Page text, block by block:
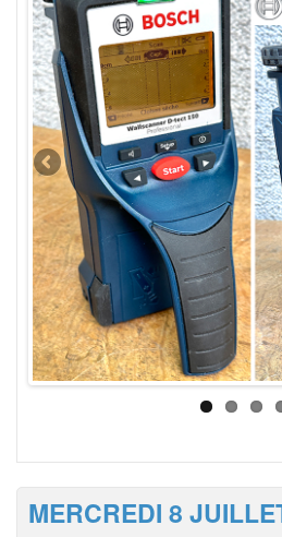
MERCREDI 8